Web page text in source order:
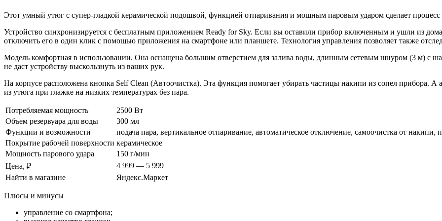
Этот умный утюг с супер-гладкой керамической подошвой, функцией отпаривания и мощным паровым ударом сделает
Устройство синхронизируется с бесплатным приложением Ready for Sky. Если вы оставили прибор включенным и ушли из
отключить его в один клик с помощью приложения на смартфоне или планшете. Технология управления позволяет также
Модель комфортная в использовании. Она оснащена большим отверстием для залива воды, длинным сетевым шнуром (3 м) с
не даст устройству выскользнуть из ваших рук.
На корпусе расположена кнопка Self Clean (Автоочистка). Эта функция помогает убирать частицы накипи из сопел прибора. А
из утюга при глажке на низких температурах без пара.
Потребляемая мощность
2500 Вт
Объем резервуара для воды
300 мл
Функции и возможности
подача пара, вертикальное отпаривание, автоматическое отключение, самоочистка от накипи,
Покрытие рабочей поверхности керамическое
Мощность парового удара
150 г/мин
Цена, ₽
4 999 — 5 999
Найти в магазине
Яндекс.Маркет
Плюсы и минусы
управление со смартфона;